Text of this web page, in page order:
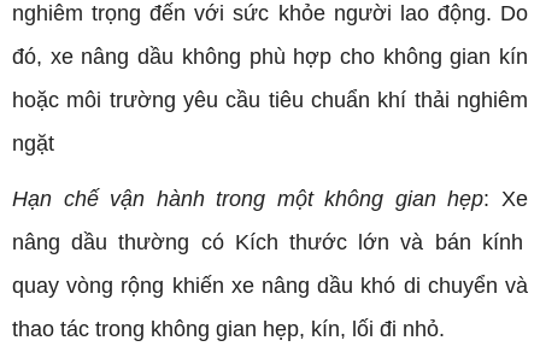
nghiêm trọng đến với sức khỏe người lao động. Do
đó, xe nâng dầu không phù hợp chokhông gian kín
hoặc môi trường yêu cầu tiêu chuẩn khí thải nghiêm
ngặt
Hạn chế vận hành trong một không gian hẹp: Xe
nâng dầu thường có Kích thước lớn và bán kính
quay vòng rộng khiến xe nâng dầu khó di chuyển và
thao tác trong không gian hẹp, kín, lối đi nhỏ.